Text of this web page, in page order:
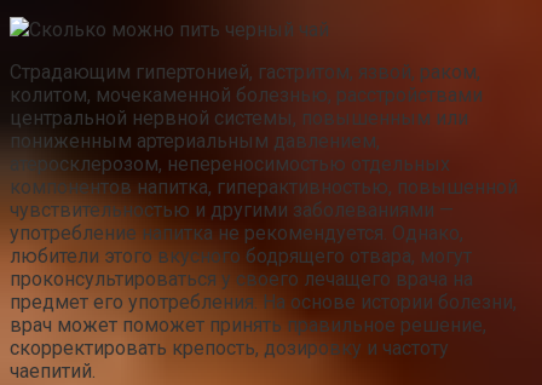
Сколько можно пить черный чай
Страдающим гипертонией, гастритом, язвой, раком,
колитом, мочекаменной болезнью, расстройствами
центральной нервной системы, повышенным или
пониженным артериальным давлением,
атеросклерозом, непереносимостью отдельных
компонентов напитка, гиперактивностью, повышенной
чувствительностью и другими заболеваниями —
употребление напитка не рекомендуется. Однако,
любители этого вкусного бодрящего отвара, могут
проконсультироваться у своего лечащего врача на
предмет его употребления. На основе истории болезни,
врач может поможет принять правильное решение,
скорректировать крепость, дозировку и частоту
чаепитий.